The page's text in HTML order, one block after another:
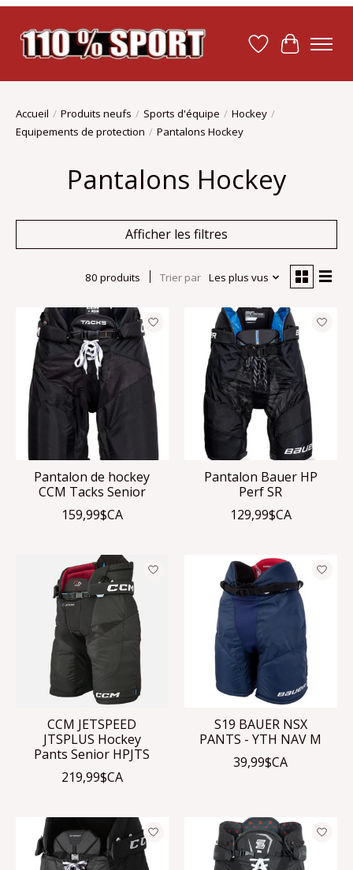
Liste dePanier
Accueil / Produits neufs / Sports d'équipe / Hockey /
Equipements de protection / Pantalons Hockey
Pantalons Hockey
Afficher les filtres
80 produits Trier par Les plus vus
Pantalon de hockey
CCM Tacks Senior
159,99$CA
Pantalon Bauer HP
Perf SR
129,99$CA
CCM JETSPEED
JTSPLUS Hockey
Pants Senior HPJTS
219,99$CA
S19 BAUER NSX
PANTS - YTH NAV M
39,99$CA